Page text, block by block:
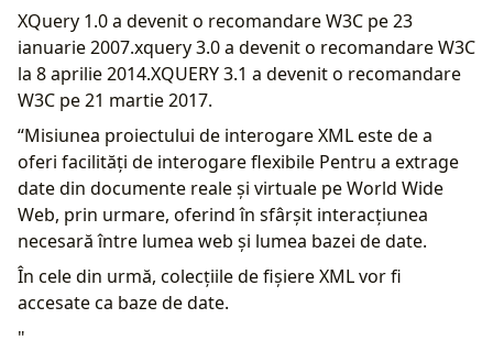
XQuery 1.0 a devenit o recomandare W3C pe 23
ianuarie 2007.xquery 3.0 a devenit o recomandare W3C
la 8 aprilie 2014.XQUERY 3.1 a devenit o recomandare
W3C pe 21 martie 2017.
“Misiunea proiectului de interogare XML este de a
oferi facilități de interogare flexibile Pentru a extrage
date din documente reale și virtuale pe World Wide
Web, prin urmare, oferind în sfârșit interacțiunea
necesară între lumea web și lumea bazei de date.
În cele din urmă, colecțiile de fișiere XML vor fi
accesate ca baze de date.
"